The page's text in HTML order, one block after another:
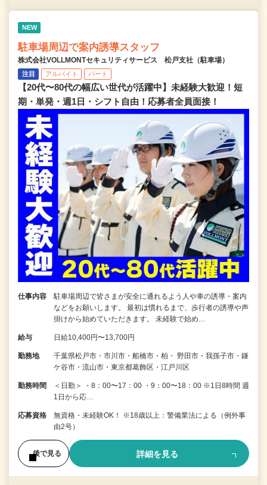
NEW
駐車場周辺で案内誘導スタッフ
株式会社VOLLMONTセキュリティサービス 松戸支社（駐車場）
注目 アルバイト パート
【20代〜80代の幅広い世代が活躍中】未経験大歓迎！短
期・単発・週1日・シフト自由！応募者全員面接！
仕事内容
駐車場周辺で皆さまが安全に通れるよう人や車の誘導・案内
などをお願いします。 最初は慣れるまで、歩行者の誘導や声
掛けから始めていただきます。 未経験で始め…
給与 日給10,400円〜13,700円
勤務地
千葉県松戸市・市川市・船橋市・柏・ 野田市・我孫子市・鎌
ケ谷市・流山市・東京都葛飾区・江戸川区
勤務時間
＜日勤＞ ・8：00〜17：00 ・9：00〜18：00 ※1日8時間 週
1日から応…
応募資格
無資格・未経験OK！ ※18歳以上：警備業法による（例外事
由2号）
後で見る 詳細を見る